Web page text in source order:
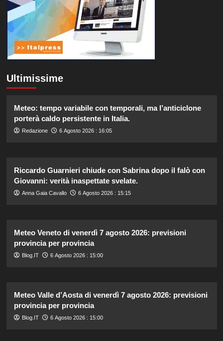
Ultimissime
Meteo: tempo variabile con temporali, ma l’anticiclone
porterà caldo persistente in Italia.
Redazione 6 Agosto 2026 : 16:05
Riccardo Guarnieri chiude con Sabrina dopo il falò con
Giovanni: verità inaspettate svelate.
Anna Gaia Cavallo 6 Agosto 2026 : 15:15
Meteo Veneto di venerdì 7 agosto 2026: previsioni
provincia per provincia
Blog.IT 6 Agosto 2026 : 15:00
Meteo Valle d’Aosta di venerdì 7 agosto 2026: previsioni
provincia per provincia
Blog.IT 6 Agosto 2026 : 15:00